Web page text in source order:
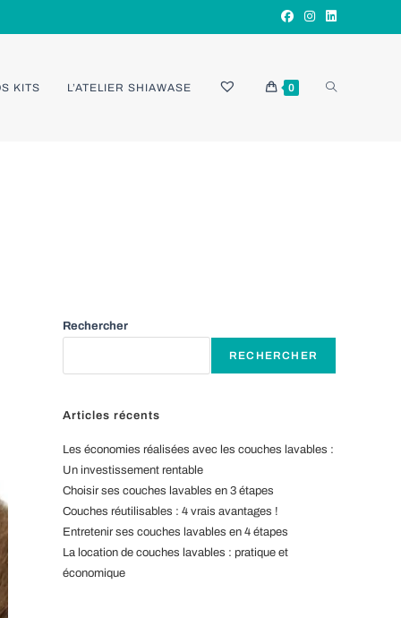
KITS L’ATELIER SHIAWASE 0 TOGGLE
Rechercher
RECHERCHER
Articles récents
Les économies réalisées avec les couches lavables :
Un investissement rentable
Choisir ses couches lavables en 3 étapes
Couches réutilisables : 4 vrais avantages !
Entretenir ses couches lavables en 4 étapes
La location de couches lavables : pratique et
économique